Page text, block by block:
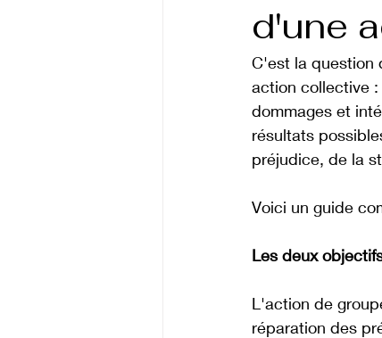
Droit de la copropriété
d'une
C'est la question
action collective
dommages et
résultats
préjudice, de la
Voici un guide
Les deux
L'action de
réparation des